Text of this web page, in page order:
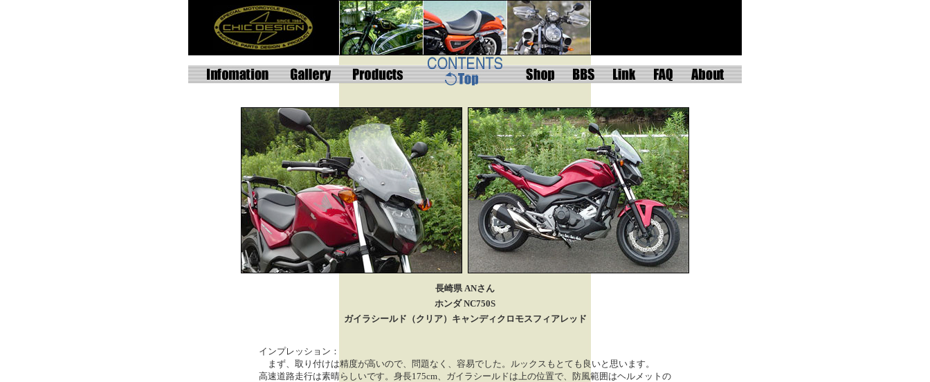
長崎県 ANさん
ホンダNC750S
ガイラシールド（クリア）キャンディクロモスフィアレッド
インプレッション：
まず、取り付けは精度が高いので、問題なく、容易でした。ルックスもとても良いと思います。
高速道路走行は素晴らしいです。身長175cm、ガイラシールドは上の位置で、防風範囲はヘルメットの